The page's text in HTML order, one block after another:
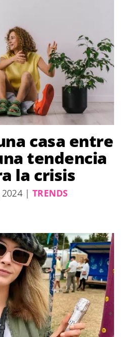
casa entre
tendencia
la crisis
| TRENDS